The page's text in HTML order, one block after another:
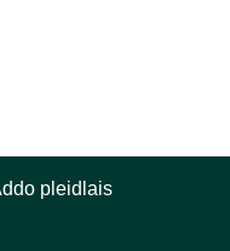
pleidlais